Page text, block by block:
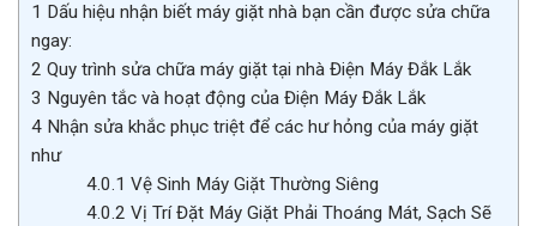
1 Dấu hiệu nhận biết máy giặt nhà bạn cần được sửa chữa
ngay:
2 Quy trình sửa chữa máy giặt tại nhà Điện Máy Đắk Lắk
3 Nguyên tắc và hoạt động của Điện Máy Đắk Lắk
4 Nhận sửa khắc phục triệt để các hư hỏng của máy giặt
như
4.0.1 Vệ Sinh Máy Giặt Thường Siêng
4.0.2 Vị Trí Đặt Máy Giặt Phải Thoáng Mát, Sạch Sẽ